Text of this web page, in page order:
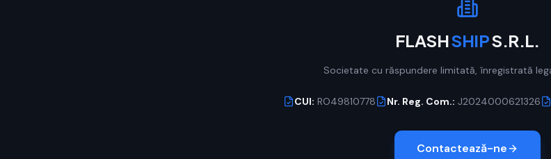
FLASHSHIPS.R.L.
Societate cu răspundere limitată, înregistrată
CUI: RO49810778 Nr. Reg. Com.: J2024000621326
Contactează-ne